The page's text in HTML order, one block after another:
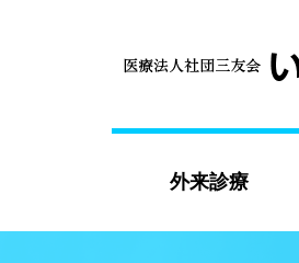
外来診療